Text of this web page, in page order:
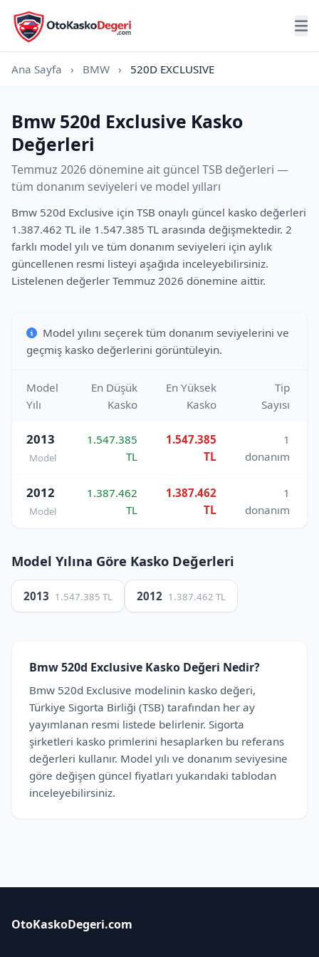
Ana Sayfa › BMW › 520D EXCLUSIVE
Bmw 520d Exclusive Kasko
Değerleri
Temmuz 2026 dönemine ait güncel TSB değerleri —
tüm donanım seviyeleri ve model yılları
Bmw 520d Exclusive için TSB onaylı güncel kasko değerleri
1.387.462 TL ile 1.547.385 TL arasında değişmektedir. 2
farklı model yılı ve tüm donanım seviyeleri için aylık
güncellenen resmi listeyi aşağıda inceleyebilirsiniz.
Listelenen değerler Temmuz 2026 dönemine aittir.
Model yılını seçerek tüm donanım seviyelerini ve
geçmiş kasko değerlerini görüntüleyin.
Model
Yılı
En Düşük
Kasko
En Yüksek
Kasko
Tip
Sayısı
2013
Model
1.547.385
TL
1.547.385
TL
1
donanım
2012
Model
1.387.462
TL
1.387.462
TL
1
donanım
Model Yılına Göre Kasko Değerleri
2013 1.547.385 TL 2012 1.387.462 TL
Bmw 520d Exclusive Kasko Değeri Nedir?
Bmw 520d Exclusive modelinin kasko değeri,
Türkiye Sigorta Birliği (TSB) tarafından her ay
yayımlanan resmi listede belirlenir. Sigorta
şirketleri kasko primlerini hesaplarken bu referans
değerleri kullanır. Model yılı ve donanım seviyesine
göre değişen güncel fiyatları yukarıdaki tablodan
inceleyebilirsiniz.
OtoKaskoDegeri.com